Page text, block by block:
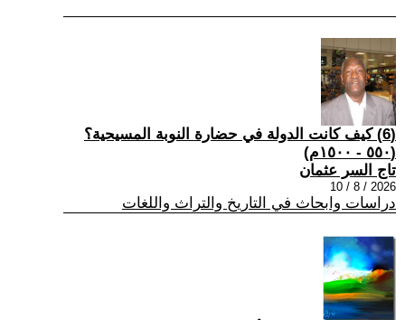
(6) كيف كانت الدولة في حضارة النوبة المسيحية؟
(٥٥٠ - ١٥٠٠م)
تاج السر عثمان
2026 / 8 / 10
دراسات وابحاث في التاريخ والتراث واللغات